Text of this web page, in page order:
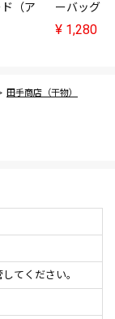
（ア
ーバッグ（
¥ 1,280
田手商店（干物）
てください。